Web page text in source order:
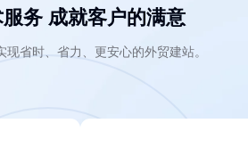
务 成就客户的满意
省时、省力、更安心的外贸建站。